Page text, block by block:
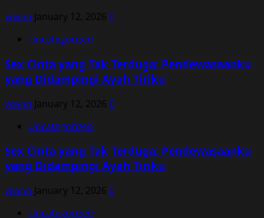
vqvnp January 12, 2026 0
Uncategorized
Sex Cinta yang Tak Terduga: Pendewasaanku
yang Didampingi Ayah Tiriku
vqvnp January 12, 2026 0
Uncategorized
Sex Cinta yang Tak Terduga: Pendewasaanku
yang Didampingi Ayah Tiriku
vqvnp January 12, 2026 0
Uncategorized